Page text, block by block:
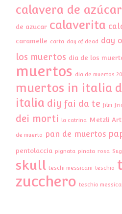
calavera de azúcar
de azucar calaverita
caramelle carta day of dead day
los muertos dia de los
muertos dia de muertos
muertos in italia
italia diy fai da te film
dei morti
la catrina Metzli Art
de muerto pan de muertos
pentolaccia pignata pinata rosa
skull teschi messicani teschio
zucchero teschio